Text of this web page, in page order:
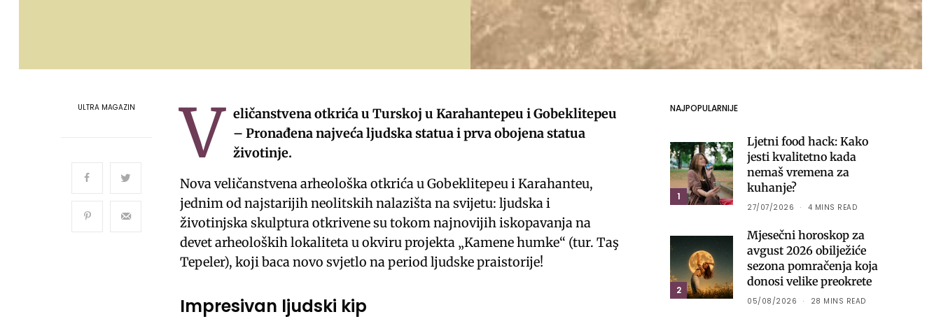
ULTRA MAGAZIN V eličanstvena otkrića u Turskoj u Karahantepeu i Gobeklitepeu
– Pronađena najveća ljudska statua i prva obojena statua
životinje.
Nova veličanstvena arheološka otkrića u Gobeklitepeu i Karahanteu,
jednim od najstarijih neolitskih nalazišta na svijetu: ljudska i
životinjska skulptura otkrivene su tokom najnovijih iskopavanja na
devet arheoloških lokaliteta u okviru projekta „Kamene humke“ (tur. Taş
Tepeler), koji baca novo svjetlo na period ljudske praistorije!
Impresivan ljudski kip
NAJPOPULARNIJE
1
Ljetni food hack: Kako
jesti kvalitetno kada
nemaš vremena za
kuhanje?
27/07/2026 4 MINS READ
2
Mjesečni horoskop za
avgust 2026 obilježiće
sezona pomračenja koja
donosi velike preokrete
05/08/2026 28 MINS READ